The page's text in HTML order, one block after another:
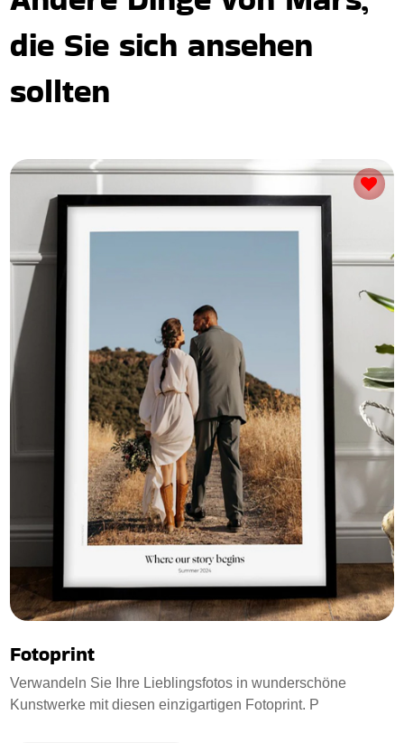
die Sie sich ansehen
sollten
Fotoprint
Verwandeln Sie Ihre Lieblingsfotos in wunderschöne
Kunstwerke mit diesen einzigartigen Fotoprint. P